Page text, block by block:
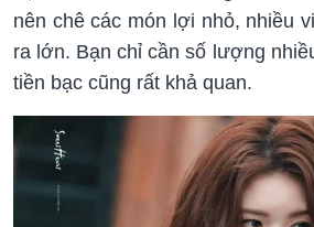
nên chê các món lợi nhỏ, nhiều
ra lớn. Bạn chỉ cần số lượng
tiền bạc cũng rất khả quan.